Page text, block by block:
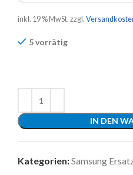
inkl. 19 % MwSt. zzgl.
5 vorrätig
IN DEN
Kategorien:Samsung